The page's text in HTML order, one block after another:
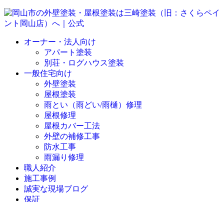
オーナー・法人向け
アパート塗装
別荘・ログハウス塗装
一般住宅向け
外壁塗装
屋根塗装
雨とい（雨どい/雨樋）修理
屋根修理
屋根カバー工法
外壁の補修工事
防水工事
雨漏り修理
職人紹介
施工事例
誠実な現場ブログ
保証